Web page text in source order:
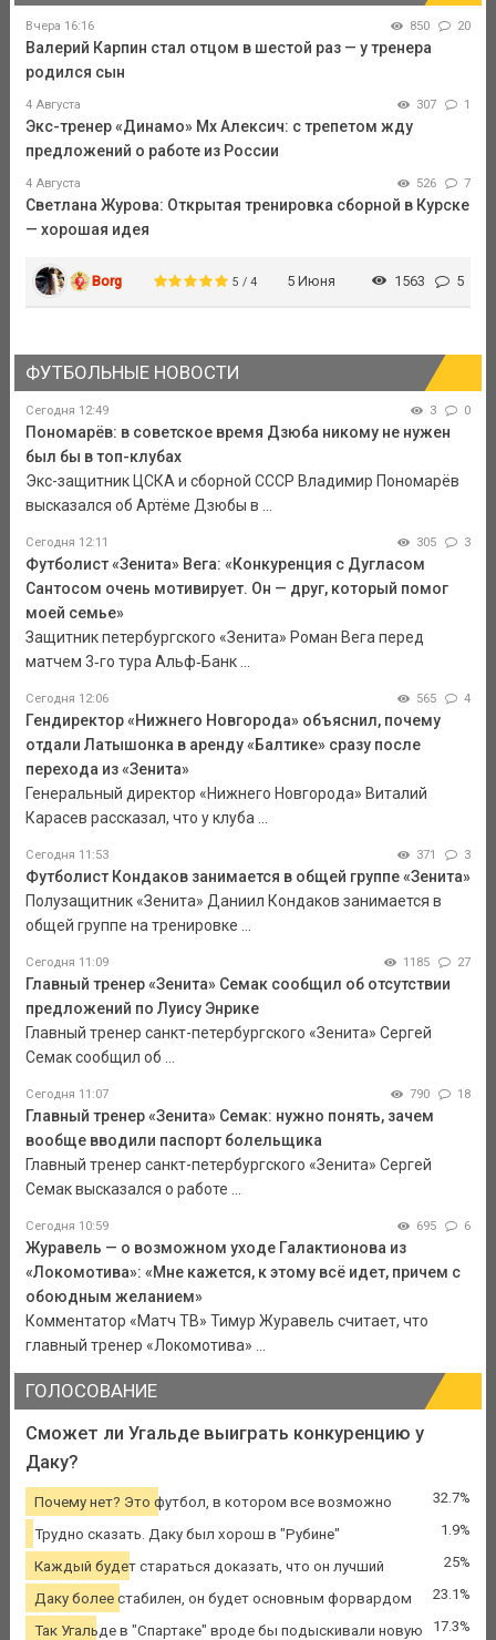
Вчера 16:16 850 20
Валерий Карпин стал отцом в шестой раз — у тренера
родился сын
4 Августа 307 1
Экс-тренер «Динамо» Мх Алексич: с трепетом жду
предложений о работе из России
4 Августа 526 7
Светлана Журова: Открытая тренировка сборной в Курске
— хорошая идея
Borg 5 / 4 5 Июня 1563 5
ФУТБОЛЬНЫЕ НОВОСТИ
Сегодня 12:49 3 0
Пономарёв: в советское время Дзюба никому не нужен
был бы в топ-клубах
Экс-защитник ЦСКА и сборной СССР Владимир Пономарёв
высказался об Артёме Дзюбы в ...
Сегодня 12:11 305 3
Футболист «Зенита» Вега: «Конкуренция с Дугласом
Сантосом очень мотивирует. Он — друг, который помог
моей семье»
Защитник петербургского «Зенита» Роман Вега перед
матчем 3‑го тура Альф‑Банк ...
Сегодня 12:06 565 4
Гендиректор «Нижнего Новгорода» объяснил, почему
отдали Латышонка в аренду «Балтике» сразу после
перехода из «Зенита»
Генеральный директор «Нижнего Новгорода» Виталий
Карасев рассказал, что у клуба ...
Сегодня 11:53 371 3
Футболист Кондаков занимается в общей группе «Зенита»
Полузащитник «Зенита» Даниил Кондаков занимается в
общей группе на тренировке ...
Сегодня 11:09 1185 27
Главный тренер «Зенита» Семак сообщил об отсутствии
предложений по Луису Энрике
Главный тренер санкт-петербургского «Зенита» Сергей
Семак сообщил об ...
Сегодня 11:07 790 18
Главный тренер «Зенита» Семак: нужно понять, зачем
вообще вводили паспорт болельщика
Главный тренер санкт-петербургского «Зенита» Сергей
Семак высказался о работе ...
Сегодня 10:59 695 6
Журавель — о возможном уходе Галактионова из
«Локомотива»: «Мне кажется, к этому всё идет, причем с
обоюдным желанием»
Комментатор «Матч ТВ» Тимур Журавель считает, что
главный тренер «Локомотива» ...
ГОЛОСОВАНИЕ
Сможет ли Угальде выиграть конкуренцию у
Даку?
Почему нет? Это футбол, в котором все возможно 32.7%
Трудно сказать. Даку был хорош в "Рубине" 1.9%
Каждый будет стараться доказать, что он лучший 25%
Даку более стабилен, он будет основным форвардом 23.1%
Так Угальде в "Спартаке" вроде бы подыскивали новую 17.3%